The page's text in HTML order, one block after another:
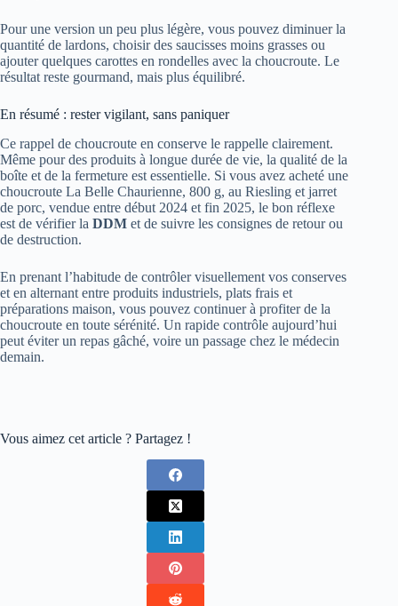
Pour une version un peu plus légère, vous pouvez diminuer la
quantité de lardons, choisir des saucisses moins grasses ou
ajouter quelques carottes en rondelles avec la choucroute. Le
résultat reste gourmand, mais plus équilibré.
En résumé : rester vigilant, sans paniquer
Ce rappel de choucroute en conserve le rappelle clairement.
Même pour des produits à longue durée de vie, la qualité de la
boîte et de la fermeture est essentielle. Si vous avez acheté une
choucroute La Belle Chaurienne, 800 g, au Riesling et jarret
de porc, vendue entre début 2024 et fin 2025, le bon réflexe
est de vérifier la DDM et de suivre les consignes de retour ou
de destruction.
En prenant l’habitude de contrôler visuellement vos conserves
et en alternant entre produits industriels, plats frais et
préparations maison, vous pouvez continuer à profiter de la
choucroute en toute sérénité. Un rapide contrôle aujourd’hui
peut éviter un repas gâché, voire un passage chez le médecin
demain.
Vous aimez cet article ? Partagez !